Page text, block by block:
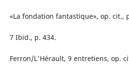
«La fondation fantastique», op. cit.,
7 Ibid., p. 434.
Ferron/L'Hérault, 9 entretiens, op.